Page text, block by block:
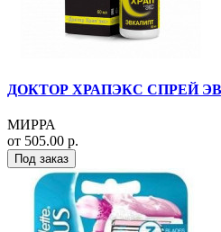
ДОКТОР ХРАПЭКС СПРЕЙ
МИРРА
от 505.00 р.
Под заказ